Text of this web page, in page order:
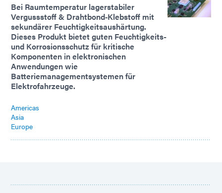
Bei Raumtemperatur lagerstabiler
Vergussstoff & Drahtbond‑Klebstoff mit
sekundärer Feuchtigkeitsaushärtung.
Dieses Produkt bietet guten Feuchtigkeits-
und Korrosionsschutz für kritische
Komponenten in elektronischen
Anwendungen wie
Batteriemanagementsystemen für
Elektrofahrzeuge.
Americas
Asia
Europe